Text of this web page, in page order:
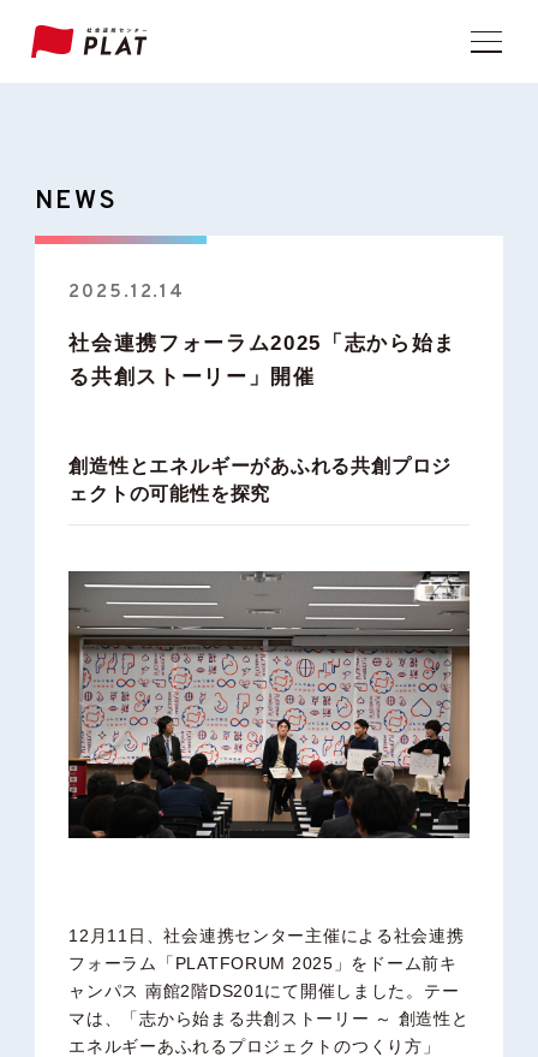
NEWS
2025.12.14
社会連携フォーラム2025「志から始ま
る共創ストーリー」開催
創造性とエネルギーがあふれる共創プロジ
ェクトの可能性を探究
12月11日、社会連携センター主催による社会連携
フォーラム「PLATFORUM 2025」をドーム前キ
ャンパス 南館2階DS201にて開催しました。テー
マは、「志から始まる共創ストーリー ～ 創造性と
エネルギーあふれるプロジェクトのつくり方」